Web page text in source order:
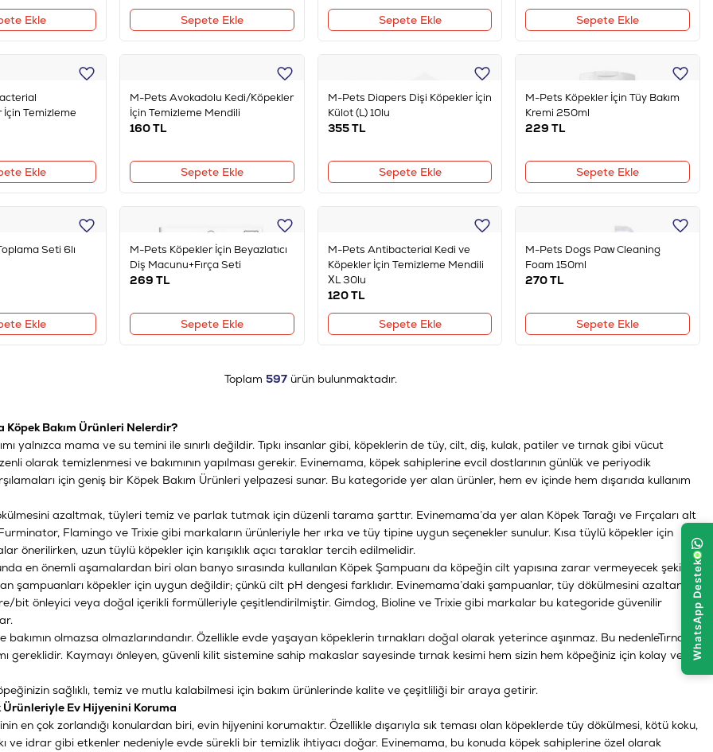
Ekle
Sepete Ekle
Sepete Ekle
Sepete Ekle
Temizleme
Ekle
M-Pets Avokadolu Kedi/Köpekler
İçin Temizleme Mendili
160TL
Sepete Ekle
M-Pets Diapers Dişi Köpekler İçin
Külot (L) 10lu
355TL
Sepete Ekle
M-Pets Köpekler İçin Tüy Bakım
Kremi 250ml
229 TL
Sepete Ekle
Seti 6lı
Ekle
M-Pets Köpekler İçin Beyazlatıcı
Diş Macunu+Fırça Seti
269 TL
Sepete Ekle
M-Pets Antibacterial Kedi ve
Köpekler İçin Temizleme Mendili
XL 30lu
120TL
Sepete Ekle
M-Pets Dogs Paw Cleaning
Foam 150ml
270TL
Sepete Ekle
Toplam597 ürün bulunmaktadır.
Köpek Bakım Ürünleri Nelerdir?
yalnızca mama ve su temini ile sınırlı değildir. Tıpkı insanlar gibi, köpeklerin de tüy, cilt, diş, kulak, patiler ve tırnak gibi vücut
olarak temizlenmesi ve bakımının yapılması gerekir. Evinemama, köpek sahiplerine evcil dostlarının günlük ve periyodik
için geniş bir Köpek Bakım Ürünleri yelpazesi sunar. Bu kategoride yer alan ürünler, hem ev içinde hem dışarıda kullanım
azaltmak, tüyleri temiz ve parlak tutmak için düzenli tarama şarttır. Evinemama’da yer alan Köpek Tarağı ve Fırçaları alt
Flamingo ve Trixie gibi markaların ürünleriyle her ırka ve tüy tipine uygun seçenekler sunulur. Kısa tüylü köpekler için
önerilirken, uzun tüylü köpekler için karışıklık açıcı taraklar tercih edilmelidir.
en önemli aşamalardan biri olan banyo sırasında kullanılan Köpek Şampuanı da köpeğin cilt yapısına zarar vermeyecek şekilde
şampuanları köpekler için uygun değildir; çünkü cilt pH dengesi farklıdır. Evinemama’daki şampuanlar, tüy dökülmesini azaltan,
bit önleyici veya doğal içerikli formülleriyle çeşitlendirilmiştir. Gimdog, Bioline ve Trixie gibi markalar bu kategoride güvenilir
bakımın olmazsa olmazlarındandır. Özellikle evde yaşayan köpeklerin tırnakları doğal olarak yeterince aşınmaz. Bu nedenleTırnak
gereklidir. Kaymayı önleyen, güvenli kilit sistemine sahip makaslar sayesinde tırnak kesimi hem sizin hem köpeğiniz için kolay ve
sağlıklı, temiz ve mutlu kalabilmesi için bakım ürünlerinde kalite ve çeşitliliği bir araya getirir.
Ürünleriyle Ev Hijyenini Koruma
en çok zorlandığı konulardan biri, evin hijyenini korumaktır. Özellikle dışarıyla sık teması olan köpeklerde tüy dökülmesi, kötü koku,
ve idrar gibi etkenler nedeniyle evde sürekli bir temizlik ihtiyacı doğar. Evinemama, bu konuda köpek sahiplerine özel olarak